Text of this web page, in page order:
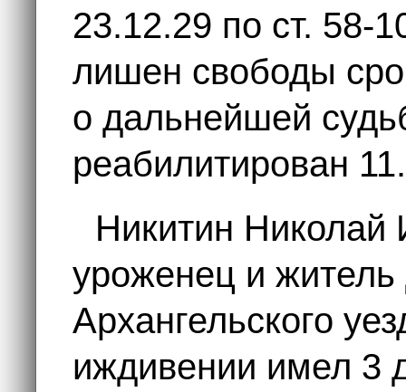
23.12.29 по ст.
лишен свободы
о дальнейшей
реабилитирован
Никитин Николай
уроженец и
Архангельского
иждивении имел 3